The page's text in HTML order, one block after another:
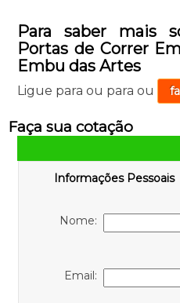
Para saber mais
Portas de Correr
Embu das Artes
Ligue para ou para ou
Faça sua cotação
Informações Pessoais
Nome:
Email: